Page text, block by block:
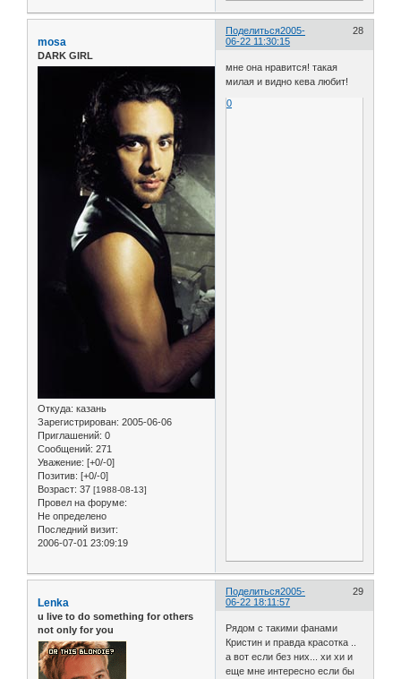
Поделиться 28
2005-
06-22 11:30:15
mosa
DARK GIRL
Откуда: казань
Зарегистрирован: 2005-06-06
Приглашений: 0
Сообщений: 271
Уважение: [+0/-0]
Позитив: [+0/-0]
Возраст: 37 [1988-08-13]
Провел на форуме:
Не определено
Последний визит:
2006-07-01 23:09:19
мне она нравится! такая
милая и видно кева любит!
0
Поделиться 29
2005-
06-22 18:11:57
Lenka
u live to do something for others
not only for you
Рядом с такими фанами
Кристин и правда красотка ..
а вот если без них... хи хи и
еще мне интересно если бы